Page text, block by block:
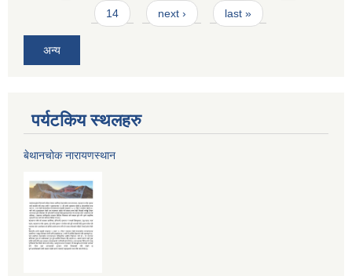
14 next › last »
अन्य
पर्यटकिय स्थलहरु
बेथानचोक नारायणस्थान